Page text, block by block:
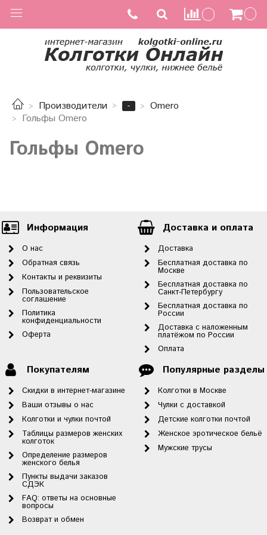
Производители -
Omero
Гольфы Omero
Гольфы Omero
Информация
О нас
Обратная связь
Контакты и реквизиты
Пользовательское
соглашение
Политика
конфиденциальности
Оферта
Доставка и оплата
Доставка
Бесплатная доставка по
Москве
Бесплатная доставка по
Санкт-Петербургу
Бесплатная доставка по
России
Доставка с наложенным
платёжом по России
Оплата
Покупателям
Скидки в интернет-магазине
Ваши отзывы о нас
Колготки и чулки почтой
Таблицы размеров женских
колготок
Определение размеров
женского белья
Пункты выдачи заказов
СДЭК
FAQ: ответы на основные
вопросы
Возврат и обмен
Популярные разделы
Колготки в Москве
Чулки с доставкой
Детские колготки почтой
Женское эротическое бельё
Мужские трусы